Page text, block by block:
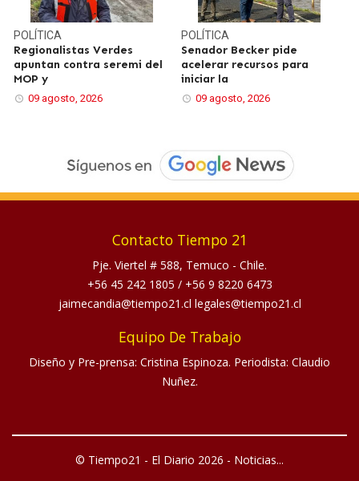
POLÍTICA
Regionalistas Verdes
apuntan contra seremi del
MOP y
09 agosto, 2026
POLÍTICA
Senador Becker pide
acelerar recursos para
iniciar la
09 agosto, 2026
Contacto Tiempo 21
Pje. Viertel # 588, Temuco - Chile.
+56 45 242 1805 / +56 9 8220 6473
jaimecandia@tiempo21.cl legales@tiempo21.cl
Equipo De Trabajo
Diseño y Pre-prensa: Cristina Espinoza. Periodista: Claudio
Nuñez.
© Tiempo21 - El Diario 2026 - Noticias...